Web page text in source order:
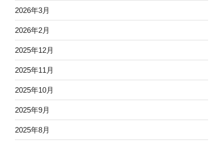
2026年3月
2026年2月
2025年12月
2025年11月
2025年10月
2025年9月
2025年8月